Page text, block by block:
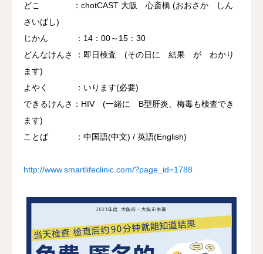
どこ ：chotCAST 大阪 心斎橋 (おおさか しん
さいばし)
じかん ：14：00～15：30
どんなけんさ ：即日検査 (その日に 結果 が わかり
ます)
よやく ：いります(必要)
できるけんさ：HIV (一緒に B型肝炎、梅毒も検査でき
ます)
ことば ：中国語(中文) / 英語(English)
http://www.smartlifeclinic.com/?page_id=1788